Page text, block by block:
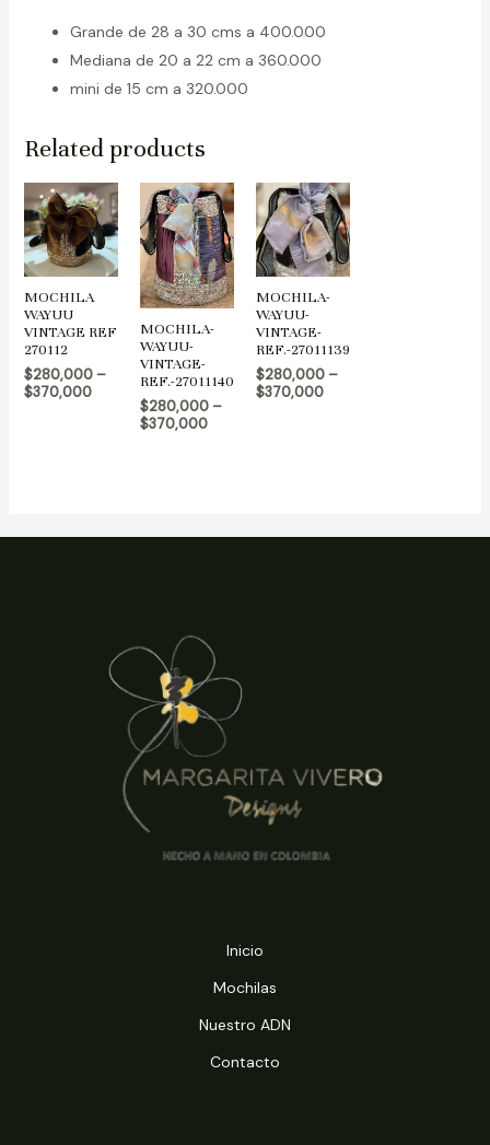
Grande de 28 a 30 cms a 400.000
Mediana de 20 a 22 cm a 360.000
mini de 15 cm a 320.000
Related products
MOCHILA
WAYUU
VINTAGE REF
270112
$280,000–
$370,000
MOCHILA-
WAYUU-
VINTAGE-
REF.-27011140
$280,000–
$370,000
MOCHILA-
WAYUU-
VINTAGE-
REF.-27011139
$280,000–
$370,000
Inicio
Mochilas
Nuestro ADN
Contacto